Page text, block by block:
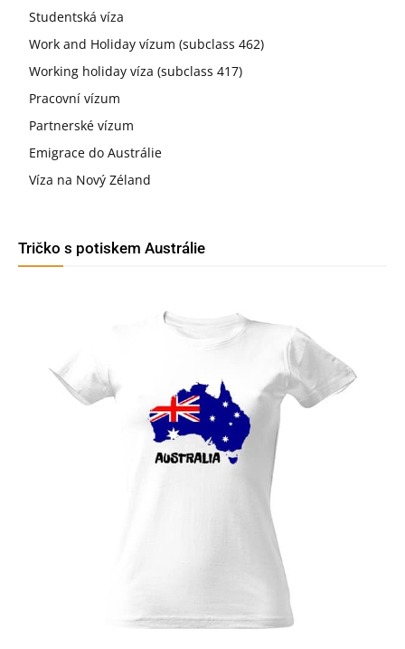
Studentská víza
Work and Holiday vízum (subclass 462)
Working holiday víza (subclass 417)
Pracovní vízum
Partnerské vízum
Emigrace do Austrálie
Víza na Nový Zéland
Tričko s potiskem Austrálie